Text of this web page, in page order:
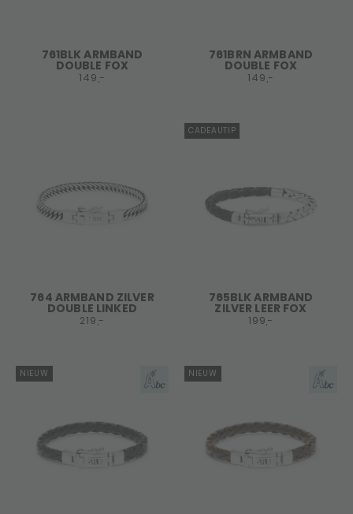
761BLK ARMBAND
DOUBLE FOX
149,-
761BRN ARMBAND
DOUBLE FOX
149,-
764 ARMBAND ZILVER
DOUBLE LINKED
219,-
CADEAUTIP
765BLK ARMBAND
ZILVER LEER FOX
199,-
NIEUW NIEUW